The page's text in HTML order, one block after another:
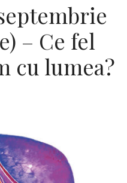
– Ce fel
cu lumea?